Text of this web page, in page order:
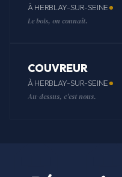
À HERBLAY-SUR-SEINE
Le bois, on connaît.
COUVREUR
À HERBLAY-SUR-SEINE
Au-dessus, c'est nous.